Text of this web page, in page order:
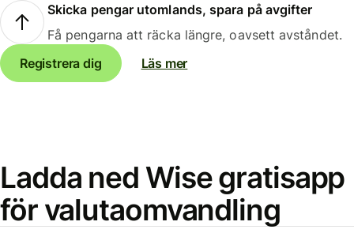
Skicka pengar utomlands, spara på avgifter
Få pengarna att räcka längre, oavsett avståndet.
Registrera dig
Läs mer
Ladda ned Wise gratisapp
för valutaomvandling